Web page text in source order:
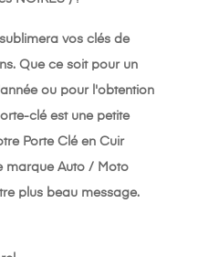
vos clés de
Que ce soit pour un
ou pour l'obtention
clé est une petite
Porte Clé en Cuir
marque Auto / Moto
plus beau message.